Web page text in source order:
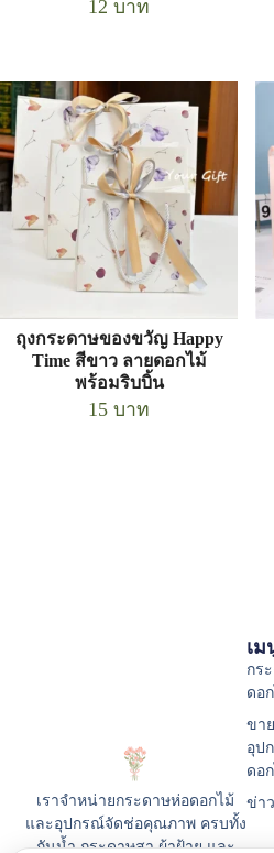
12 บาท
ถุงกระดาษของขวัญ Happy
Time สีขาว ลายดอกไม้
พร้อมริบบิ้น
15 บาท
เราจำหน่ายกระดาษห่อดอกไม้
และอุปกรณ์จัดช่อคุณภาพ ครบทั้ง
กันน้ำ กระดาษสา ผ้าฝ้าย และ
เ
กร
ดอ
ขา
อุป
ดอ
ข่า